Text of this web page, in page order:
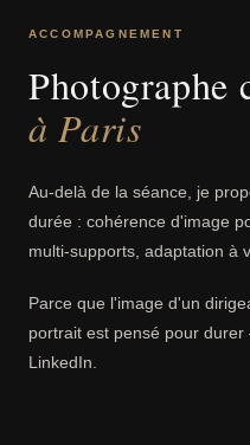
ACCOMPAGNEMENT
Photographe
à Paris
Au-delà de la séance, je
durée : cohérence d'image
multi-supports, adaptation à
Parce que l'image d'un
portrait est pensé pour
LinkedIn.